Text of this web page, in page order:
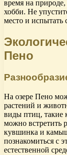
время на природе,
хобби. Не
место и испытать
Пено
На озере Пено
растений и
виды птиц, такие
можно встретить
кувшинка и
познакомиться с
естественной